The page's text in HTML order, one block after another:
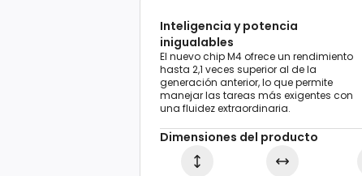
Inteligencia y potencia
inigualables
El nuevo chip M4 ofrece un rendimiento
hasta 2,1 veces superior al de la
generación anterior, lo que permite
manejar las tareas más exigentes con
una fluidez extraordinaria.
Dimensiones del producto